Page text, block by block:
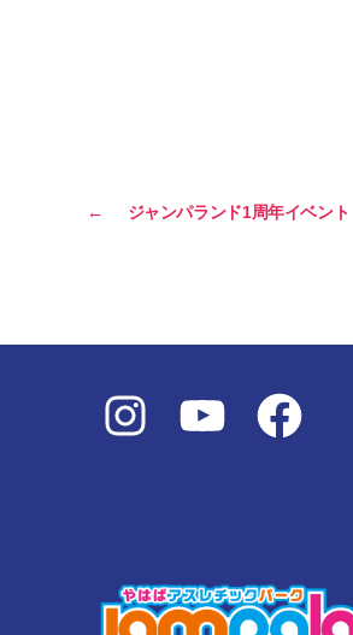
← ジャンパランド1周年イベント
InstagramYouTube Facebook